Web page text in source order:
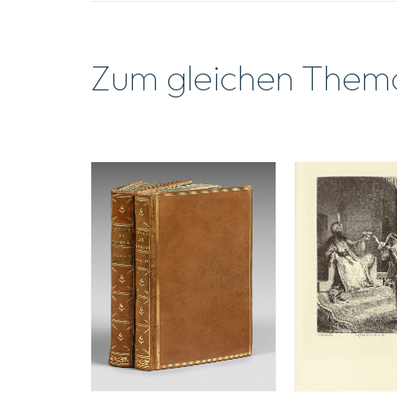
Zum gleichen